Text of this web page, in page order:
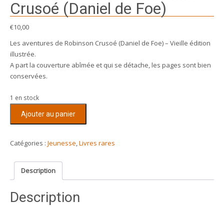
Crusoé (Daniel de Foe)
€10,00
Les aventures de Robinson Crusoé (Daniel de Foe) – Vieille édition
illustrée.
A part la couverture abîmée et qui se détache, les pages sont bien
conservées.
1 en stock
aventures
Robinson
Crusoé
de
Ajouter au panier
Catégories : Jeunesse,Livres rares
Description
Description